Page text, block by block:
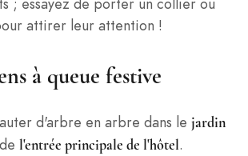
attirer leur attention !
à queue festive
d'arbre en arbre dans le jardin
l'entrée principale de l'hôtel.